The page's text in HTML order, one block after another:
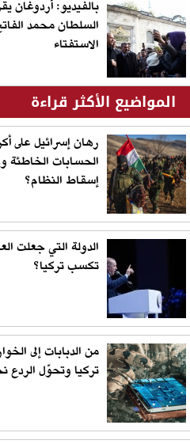
بالفيديو: أردوغان
السلطان محمد
الاستفتاء
المواضيع الأكثر قراءة
رهان إسرائيل على
الحسابات
إسقاط النظام؟
الدولة التي جعلت
تكسب تركيا؟
من الدبابات إلى
تركيا وتحوّل الردع